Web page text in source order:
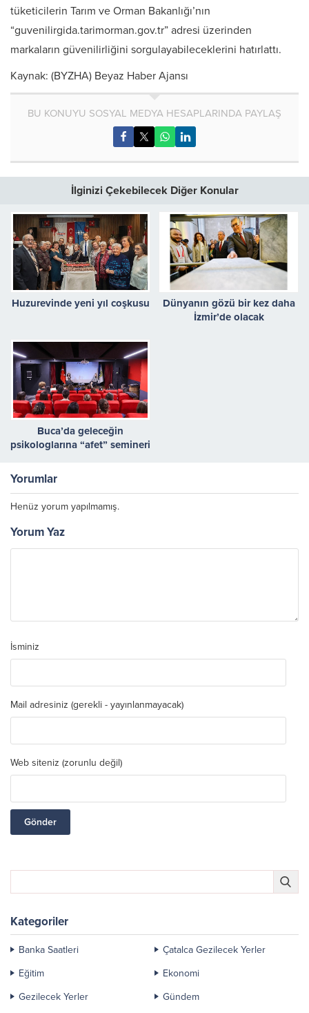
tüketicilerin Tarım ve Orman Bakanlığı’nın
“guvenilirgida.tarimorman.gov.tr” adresi üzerinden
markaların güvenilirliğini sorgulayabileceklerini hatırlattı.
Kaynak: (BYZHA) Beyaz Haber Ajansı
BU KONUYU SOSYAL MEDYA HESAPLARINDA PAYLAŞ
İlginizi Çekebilecek Diğer Konular
Huzurevinde yeni yıl coşkusu
Dünyanın gözü bir kez daha
İzmir’de olacak
Buca’da geleceğin
psikologlarına “afet” semineri
Yorumlar
Henüz yorum yapılmamış.
Yorum Yaz
İsminiz
Mail adresiniz (gerekli - yayınlanmayacak)
Web siteniz (zorunlu değil)
Kategoriler
Banka Saatleri
Çatalca Gezilecek Yerler
Eğitim
Ekonomi
Gezilecek Yerler
Gündem